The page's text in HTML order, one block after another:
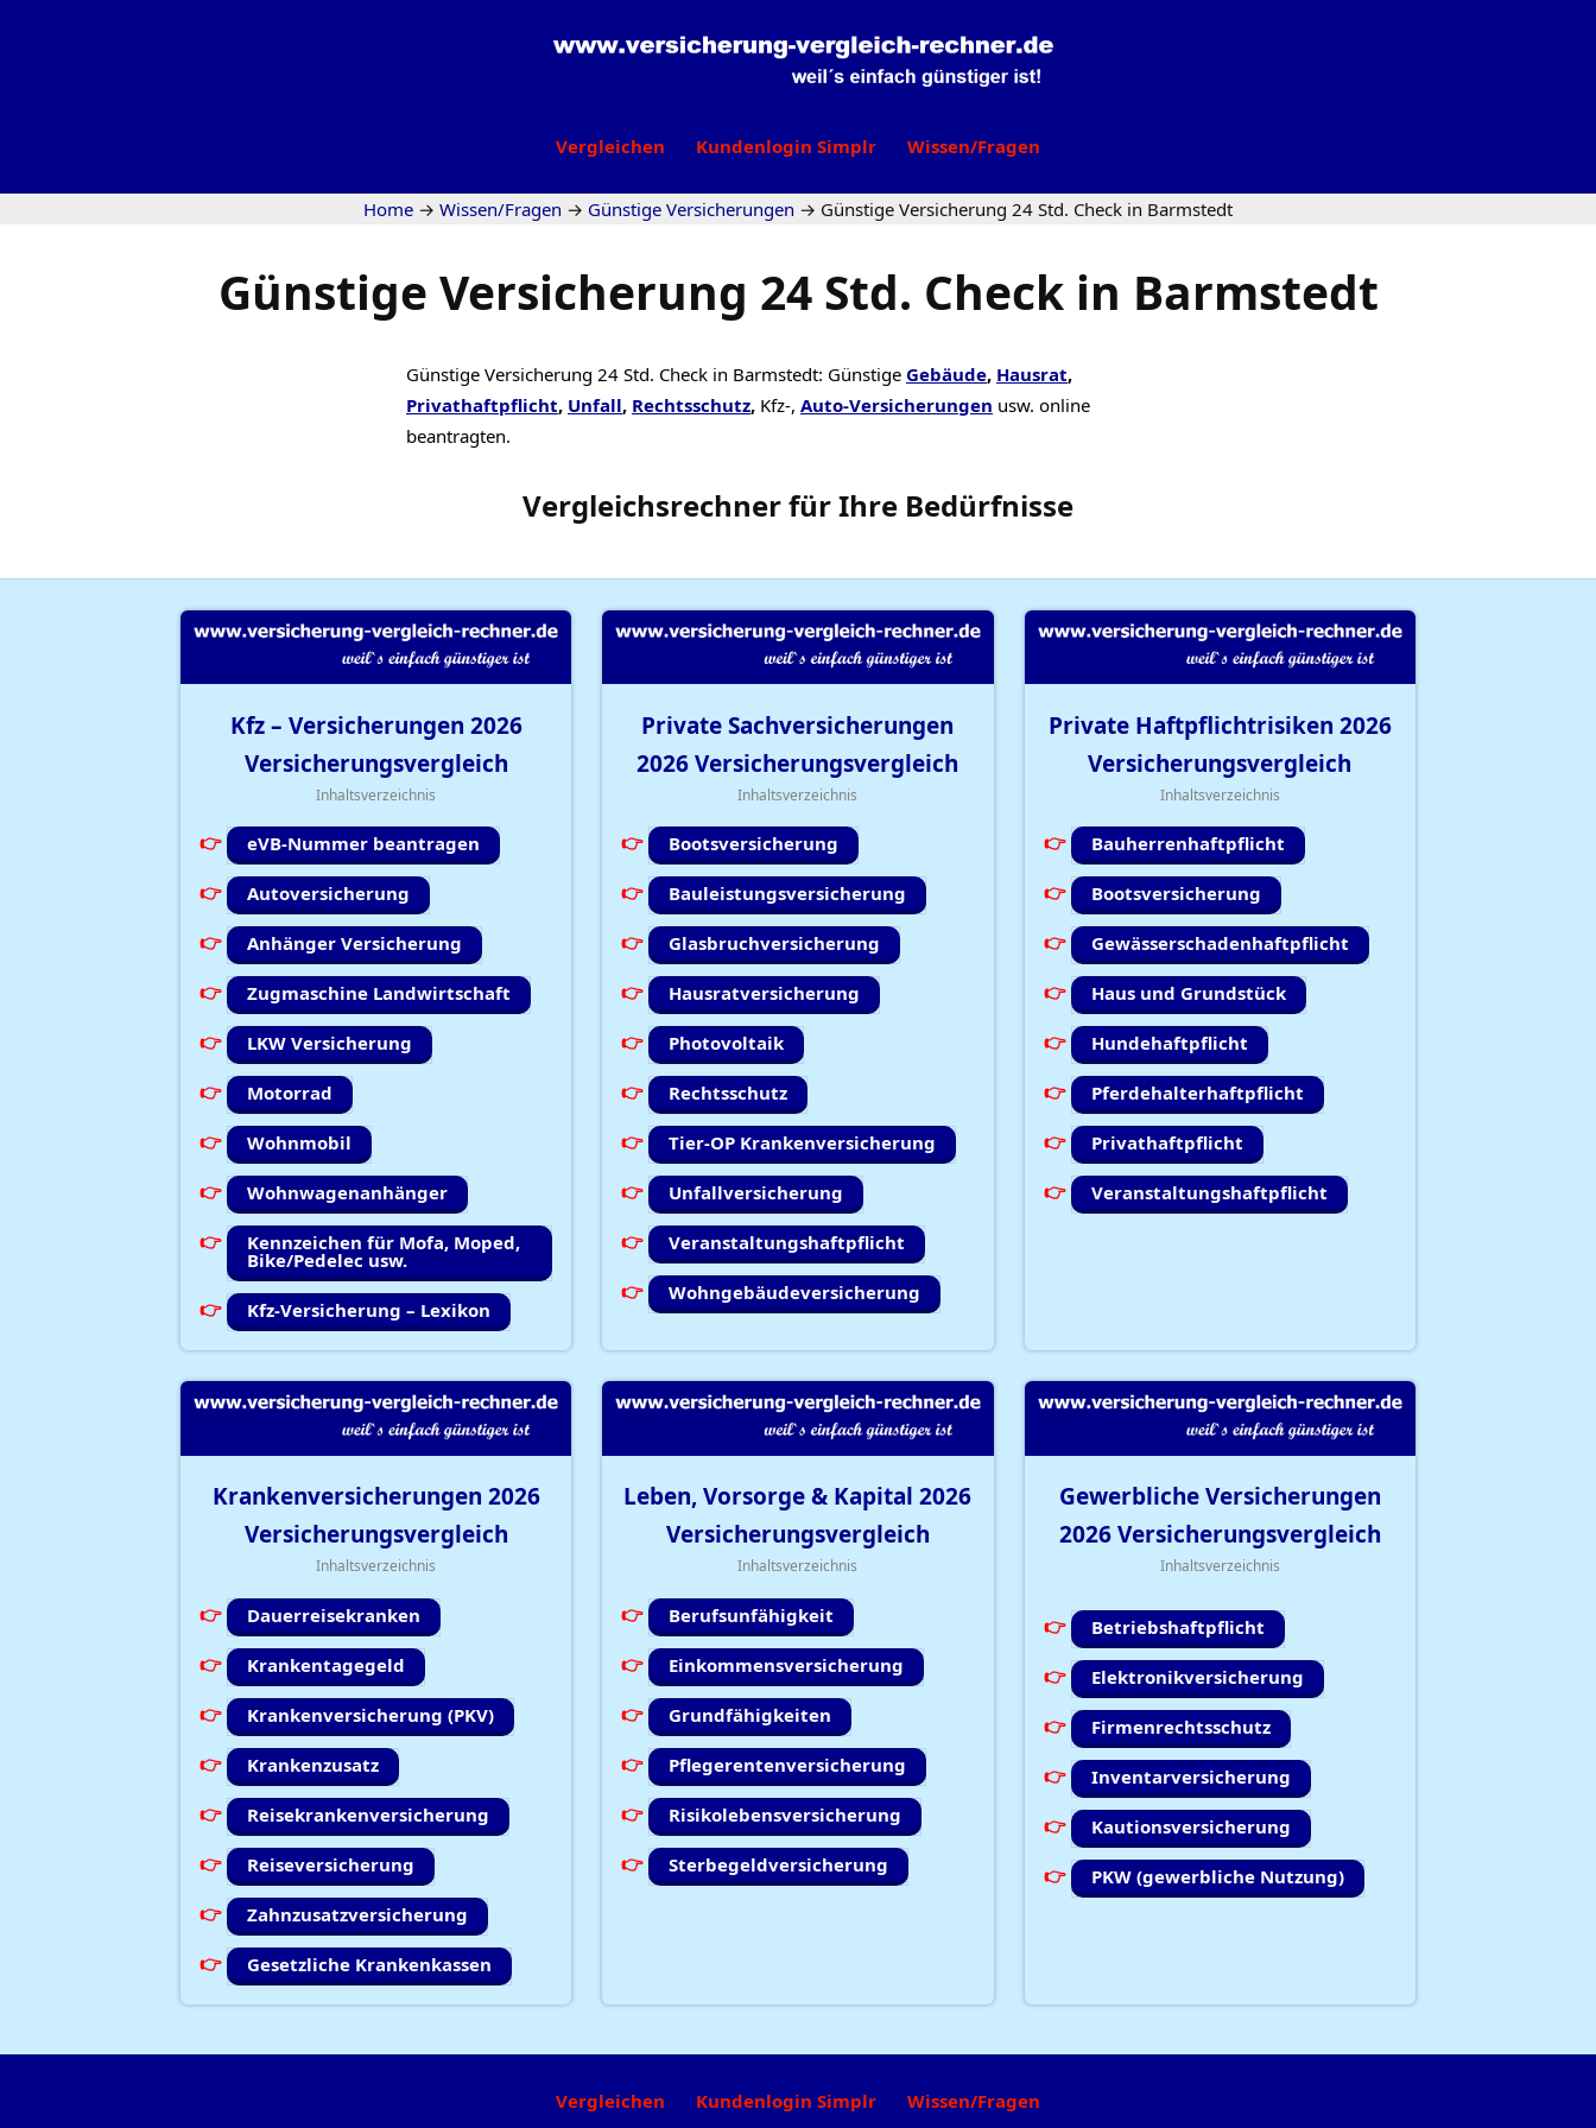
Vergleichen Kundenlogin Simplr Wissen/Fragen
Home → Wissen/Fragen → Günstige Versicherungen → Günstige Versicherung 24 Std. Check in Barmstedt
Günstige Versicherung 24 Std. Check in Barmstedt
Günstige Versicherung 24 Std. Check in Barmstedt: Günstige Gebäude, Hausrat,
Privathaftpflicht, Unfall, Rechtsschutz, Kfz-, Auto-Versicherungen usw. online
beantragten.
Vergleichsrechnerfür Ihre Bedürfnisse
Kfz – Versicherungen 2026
Versicherungsvergleich
Inhaltsverzeichnis
eVB-Nummer beantragen
Autoversicherung
Anhänger Versicherung
Zugmaschine Landwirtschaft
LKW Versicherung
Motorrad
Wohnmobil
Wohnwagenanhänger
Kennzeichen für Mofa, Moped,
Bike/Pedelec usw.
Kfz-Versicherung – Lexikon
Private Sachversicherungen
2026Versicherungsvergleich
Inhaltsverzeichnis
Bootsversicherung
Bauleistungsversicherung
Glasbruchversicherung
Hausratversicherung
Photovoltaik
Rechtsschutz
Tier-OP Krankenversicherung
Unfallversicherung
Veranstaltungshaftpflicht
Wohngebäudeversicherung
Private Haftpflichtrisiken 2026
Versicherungsvergleich
Inhaltsverzeichnis
Bauherrenhaftpflicht
Bootsversicherung
Gewässerschadenhaftpflicht
Haus und Grundstück
Hundehaftpflicht
Pferdehalterhaftpflicht
Privathaftpflicht
Veranstaltungshaftpflicht
Krankenversicherungen 2026
Versicherungsvergleich
Inhaltsverzeichnis
Dauerreisekranken
Krankentagegeld
Krankenversicherung (PKV)
Krankenzusatz
Reisekrankenversicherung
Reiseversicherung
Zahnzusatzversicherung
Gesetzliche Krankenkassen
Leben, Vorsorge & Kapital2026
Versicherungsvergleich
Inhaltsverzeichnis
Berufsunfähigkeit
Einkommensversicherung
Grundfähigkeiten
Pflegerentenversicherung
Risikolebensversicherung
Sterbegeldversicherung
Gewerbliche Versicherungen
2026Versicherungsvergleich
Inhaltsverzeichnis
Betriebshaftpflicht
Elektronikversicherung
Firmenrechtsschutz
Inventarversicherung
Kautionsversicherung
PKW (gewerbliche Nutzung)
Vergleichen Kundenlogin Simplr Wissen/Fragen